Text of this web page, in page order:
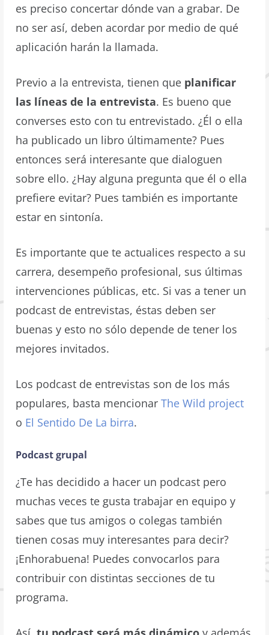
es preciso concertar dónde van a grabar. De
no ser así, deben acordar por medio de qué
aplicación harán la llamada.
Previo a la entrevista, tienen que planificar
las líneas de la entrevista. Es bueno que
converses esto con tu entrevistado. ¿Él o ella
ha publicado un libro últimamente? Pues
entonces será interesante que dialoguen
sobre ello. ¿Hay alguna pregunta que él o ella
prefiere evitar? Pues también es importante
estar en sintonía.
Es importante que te actualices respecto a su
carrera, desempeño profesional, sus últimas
intervenciones públicas, etc. Si vas a tener un
podcast de entrevistas, éstas deben ser
buenas y esto no sólo depende de tener los
mejores invitados.
Los podcast de entrevistas son de los más
populares, basta mencionarThe Wild project
o El Sentido De La birra.
Podcast grupal
¿Te has decidido a hacer un podcast pero
muchas veces te gusta trabajar en equipo y
sabes que tus amigos o colegas también
tienen cosas muy interesantes para decir?
¡Enhorabuena! Puedes convocarlos para
contribuir con distintas secciones de tu
programa.